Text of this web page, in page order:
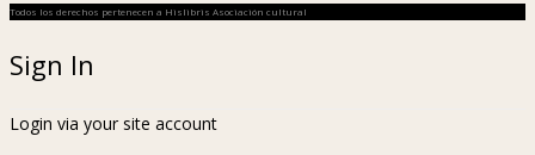
Todos los derechos pertenecen a Hislibris Asociación cultural
Sign In
Login via your site account